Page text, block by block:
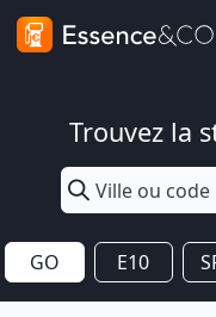
Trouvez la
GO E10